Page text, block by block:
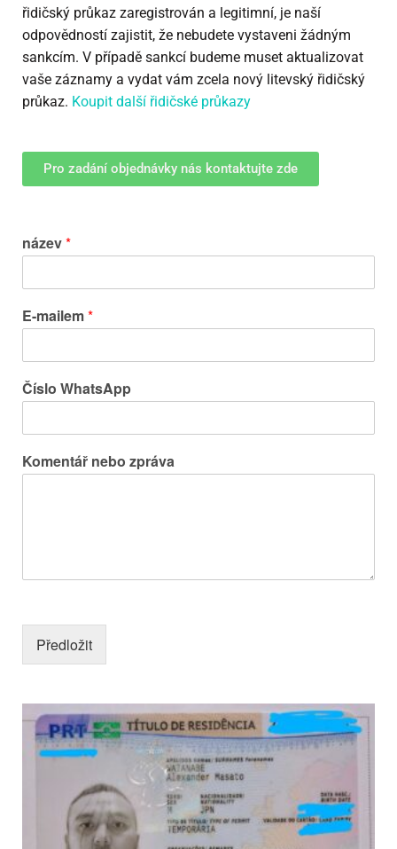
řidičský průkaz zaregistrován a legitimní, je naší
odpovědností zajistit, že nebudete vystaveni žádným
sankcím. V případě sankcí budeme muset aktualizovat
vaše záznamy a vydat vám zcela nový litevský řidičský
průkaz. Koupit další řidičské průkazy
Pro zadání objednávky nás kontaktujte zde
název*
E-mailem*
Číslo WhatsApp
Komentář nebo zpráva
Předložit